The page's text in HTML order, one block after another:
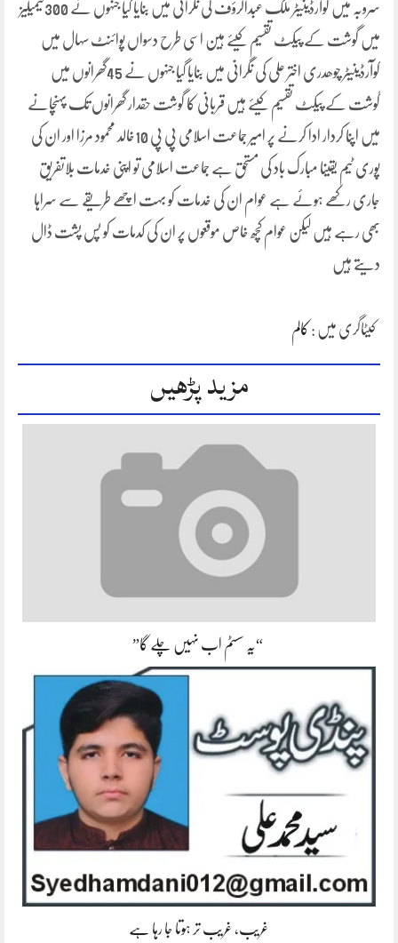
سروبہ میں کوآرڈینیٹر ملک عبدالرؤف کی نگرانی میں بنایا گیا جنہوں نے 300فیمیلیز
میں گوشت کے پیکٹ تقسیم کیئے ہین اسی طرح دسواں پوائنٹ سہال میں
کوآرڈینیٹر چوھدری اختر علی کی نگرانی میں بنایا گیا جنہوں نے 45گھرانوں میں
گوشت کے پیکٹ تقسیم کیئے ہیں قربانی کا گوشت حقدار گھرانوں تک پہنچانے
میں اپنا کردار ادا کرنے پر امیر جماعت اسلامی پی پی 10خالد محمود مرزا اور ان کی
پوری ٹیم یقینا مبارک باد کی مستحق ہے جماعت اسلامی تو اپنی خدمات بلاتفریق
جاری رکھے ہوئے ہے عوام ان کی خدمات کو بہت اچھے طریقے سے سراہا
بھی رہے ہیں لیکن عوام کچھ خاص موقعوں پر ان کی کدمات کو پس پشت ڈال
دیتے ہیں
کیٹاگری میں : کالم
مزید پڑھیں
“یہ سسٹم اب نہیں چلے گا”
غریب، غریب تر ہوتا جا رہا ہے